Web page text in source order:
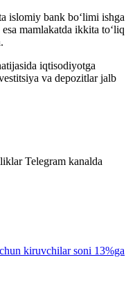
islomiy bank bo‘limi ishga
mamlakatda ikkita to‘liq
iqtisodiyotga
va depozitlar jalb
Telegram kanalda